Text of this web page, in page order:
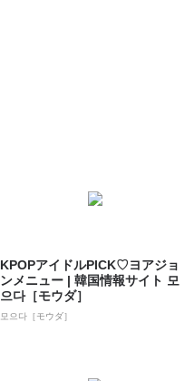
KPOPアイドルPICK♡ヨアジョ
ンメニュー | 韓国情報サイト 모
으다［モウダ］
모으다［モウダ］